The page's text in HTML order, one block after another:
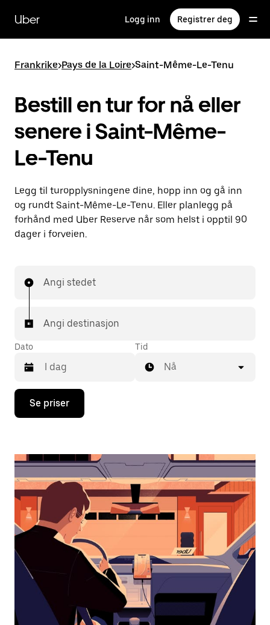
hovedinnholdet
Uber Logg inn Registrer deg
Frankrike>Pays de la Loire>Saint-Même-Le-Tenu
Bestill en tur for nå eller
senere i Saint-Même-
Le-Tenu
Legg til turopplysningene dine, hopp inn og gå inn
og rundt Saint-Même-Le-Tenu. Eller planlegg på
forhånd med Uber Reserve når som helst i opptil 90
dager i forveien.
Angi stedet
Angi destinasjon
Dato
Trykk
piltast
åpne
og
velge
dato.
Trykk
på
Esc-
knappen
kalenderen.
Tid
Nå
Se priser